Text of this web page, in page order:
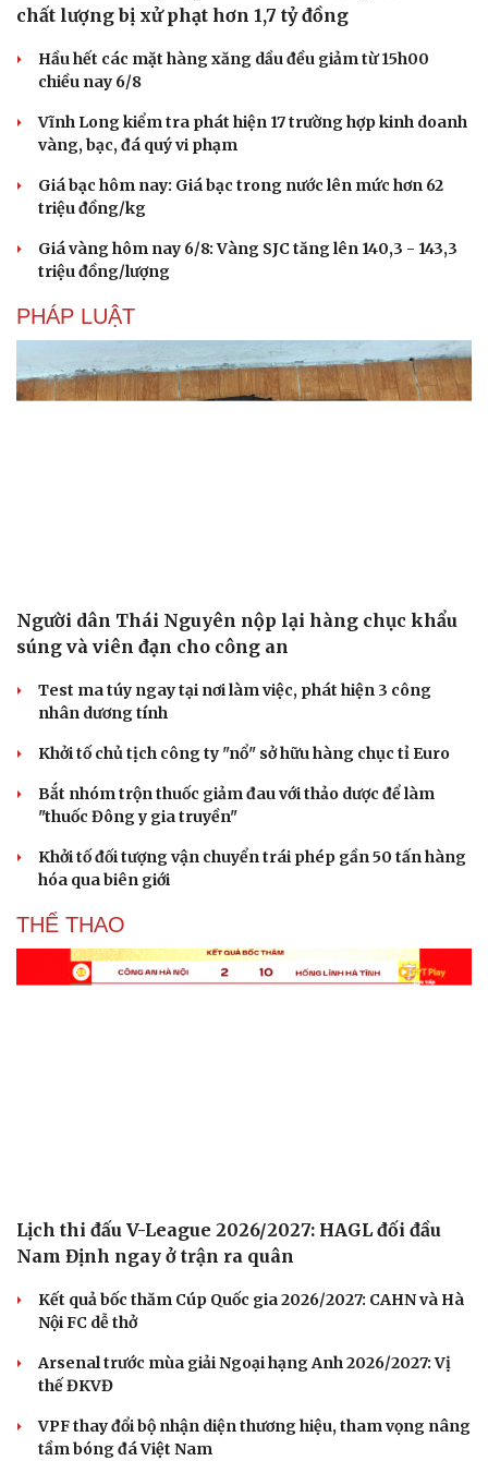
chất lượng bị xử phạt hơn 1,7 tỷ đồng
Hầu hết các mặt hàng xăng dầu đều giảm từ 15h00
chiều nay 6/8
Vĩnh Long kiểm tra phát hiện 17 trường hợp kinh doanh
vàng, bạc, đá quý vi phạm
Giá bạc hôm nay: Giá bạc trong nước lên mức hơn 62
triệu đồng/kg
Giá vàng hôm nay 6/8: Vàng SJC tăng lên 140,3 - 143,3
triệu đồng/lượng
PHÁP LUẬT
Người dân Thái Nguyên nộp lại hàng chục khẩu
súng và viên đạn cho công an
Test ma túy ngay tại nơi làm việc, phát hiện 3 công
nhân dương tính
Khởi tố chủ tịch công ty "nổ" sở hữu hàng chục tỉ Euro
Bắt nhóm trộn thuốc giảm đau với thảo dược để làm
"thuốc Đông y gia truyền"
Khởi tố đối tượng vận chuyển trái phép gần 50 tấn hàng
hóa qua biên giới
THỂ THAO
Lịch thi đấu V-League 2026/2027: HAGL đối đầu
Nam Định ngay ở trận ra quân
Kết quả bốc thăm Cúp Quốc gia 2026/2027: CAHN và Hà
Nội FC dễ thở
Arsenal trước mùa giải Ngoại hạng Anh 2026/2027: Vị
thế ĐKVĐ
VPF thay đổi bộ nhận diện thương hiệu, tham vọng nâng
tầm bóng đá Việt Nam